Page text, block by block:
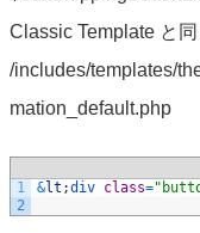
Classic Template と
/includes/templates/
mation_default.php
1
2
&lt ;div class=